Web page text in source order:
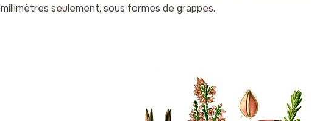
millimètres seulement, sous formes de grappes.